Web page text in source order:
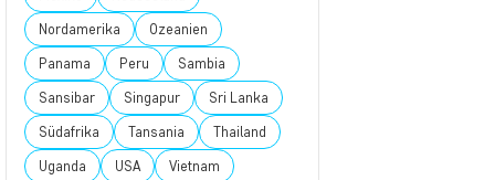
Nordamerika Ozeanien
Panama Peru Sambia
Sansibar Singapur Sri Lanka
Südafrika Tansania Thailand
Uganda USA Vietnam